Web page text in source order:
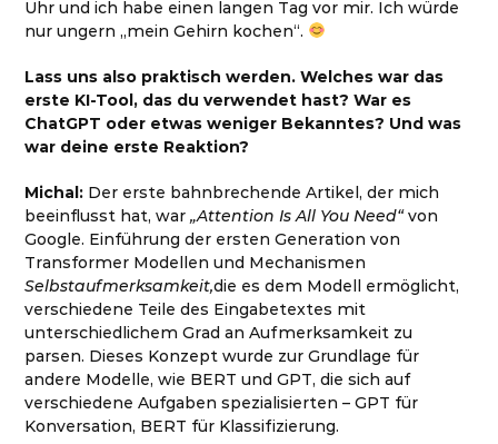
Uhr und ich habe einen langen Tag vor mir. Ich würde
nur ungern „mein Gehirn kochen“.
Lass uns also praktisch werden. Welches war das
erste KI-Tool, das du verwendet hast? War es
ChatGPT oder etwas weniger Bekanntes? Und was
war deine erste Reaktion?
Michal: Der erste bahnbrechende Artikel, der mich
beeinflusst hat, war„Attention Is All You Need“von
Google. Einführung der ersten Generation von
Transformer Modellen und Mechanismen
Selbstaufmerksamkeit,die es dem Modell ermöglicht,
verschiedene Teile des Eingabetextes mit
unterschiedlichem Grad an Aufmerksamkeit zu
parsen. Dieses Konzept wurde zur Grundlage für
andere Modelle, wie BERT und GPT, die sich auf
verschiedene Aufgaben spezialisierten – GPT für
Konversation, BERT für Klassifizierung.